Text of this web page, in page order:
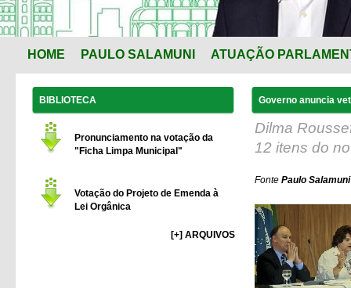
HOME PAULO SALAMUNI ATUAÇÃO
BIBLIOTECA
Pronunciamento na votação da
"Ficha Limpa Municipal"
Votação do Projeto de Emenda à
Lei Orgânica
[+] ARQUIVOS
Governo anuncia
Dilma
12 itens do
Fonte Paulo